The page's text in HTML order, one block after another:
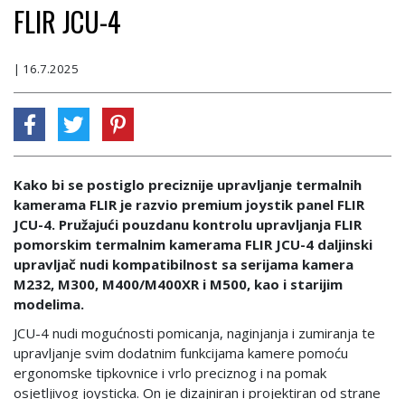
FLIR JCU-4
| 16.7.2025
Kako bi se postiglo preciznije upravljanje termalnih
kamerama FLIR je razvio premium joystik panel FLIR
JCU-4. Pružajući pouzdanu kontrolu upravljanja FLIR
pomorskim termalnim kamerama FLIR JCU-4 daljinski
upravljač nudi kompatibilnost sa serijama kamera
M232, M300, M400/M400XR i M500, kao i starijim
modelima.
JCU-4 nudi mogućnosti pomicanja, naginjanja i zumiranja te
upravljanje svim dodatnim funkcijama kamere pomoću
ergonomske tipkovnice i vrlo preciznog i na pomak
osjetljivog joysticka. On je dizajniran i projektiran od strane